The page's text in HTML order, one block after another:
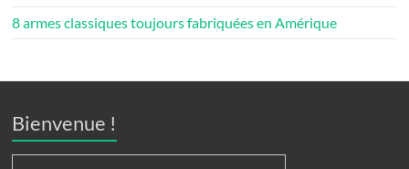
8 armes classiques toujours fabriquées en Amérique
Bienvenue !